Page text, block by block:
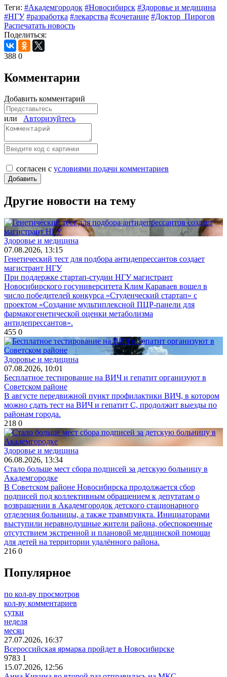
Теги: #Академгородок #Новосибирск #Здоровье и медицина
#НГУ #разработка #лекарства #сочетание #Доктор_Пирогов
Распечатать новость
Поделиться:
388 0
Комментарии
Добавить комментарий
или Авторизуйтесь
согласен с условиями подачи комментариев
Другие новости на тему
Здоровье и медицина
07.08.2026, 13:15
Генетический тест для подбора антидепрессантов создает
магистрант НГУ
При поддержке стартап-студии НГУ магистрант
Новосибирского госуниверситета Клим Караваев вошел в
число победителей конкурса «Студенческий стартап» с
проектом «Создание мультиплексной ПЦР-панели для
фармакогенетической оценки метаболизма
антидепрессантов».
455 0
Здоровье и медицина
07.08.2026, 10:01
Бесплатное тестирование на ВИЧ и гепатит организуют в
Советском районе
В августе передвижной пункт профилактики ВИЧ, в котором
можно сдать тест на ВИЧ и гепатит С, продолжит выезды по
районам города.
218 0
Здоровье и медицина
06.08.2026, 13:34
Стало больше мест сбора подписей за детскую больницу в
Академгородке
В Советском районе Новосибирска продолжается сбор
подписей под коллективным обращением к депутатам о
возвращении в Академгородок детского стационарного
отделения больницы, а также травмпункта. Инициаторами
выступили неравнодушные жители района, обеспокоенные
отсутствием экстренной и плановой медицинской помощи
для детей на территории удалённого района.
216 0
Популярное
по кол-ву просмотров
кол-ву комментариев
сутки
неделя
месяц
27.07.2026, 16:37
Всероссийская ярмарка пройдет в Новосибирске
9783 1
15.07.2026, 12:56